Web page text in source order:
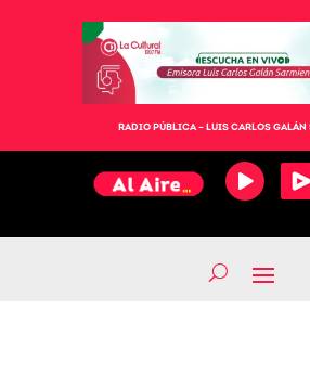
RADIO PÚBLICA – LUIS CARLOS GALÁN